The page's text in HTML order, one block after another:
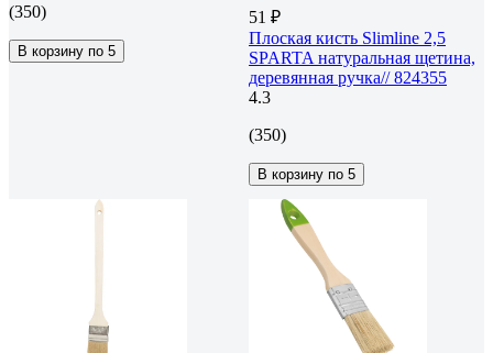
(350)
В корзину по 5
51 ₽
Плоская кисть Slimline 2,5
SPARTA натуральная щетина,
деревянная ручка// 824355
4.3
(350)
В корзину по 5